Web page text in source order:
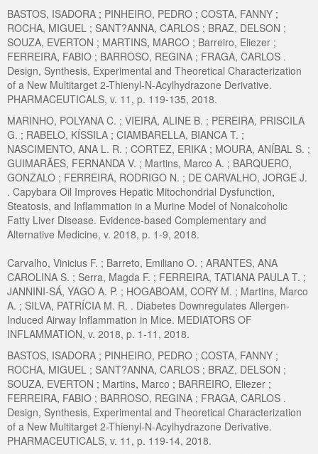
BASTOS, ISADORA ; PINHEIRO, PEDRO ; COSTA, FANNY ;
ROCHA, MIGUEL ; SANT?ANNA, CARLOS ; BRAZ, DELSON ;
SOUZA, EVERTON ; MARTINS, MARCO ; Barreiro, Eliezer ;
FERREIRA, FABIO ; BARROSO, REGINA ; FRAGA, CARLOS .
Design, Synthesis, Experimental and Theoretical Characterization
of a New Multitarget 2-Thienyl-N-Acylhydrazone Derivative.
PHARMACEUTICALS, v. 11, p. 119-135, 2018.
MARINHO, POLYANA C. ; VIEIRA, ALINE B. ; PEREIRA, PRISCILA
G. ; RABELO, KÍSSILA ; CIAMBARELLA, BIANCA T. ;
NASCIMENTO, ANA L. R. ; CORTEZ, ERIKA ; MOURA, ANÍBAL S. ;
GUIMARÃES, FERNANDA V. ; Martins, Marco A. ; BARQUERO,
GONZALO ; FERREIRA, RODRIGO N. ; DE CARVALHO, JORGE J.
. Capybara Oil Improves Hepatic Mitochondrial Dysfunction,
Steatosis, and Inflammation in a Murine Model of Nonalcoholic
Fatty Liver Disease. Evidence-based Complementary and
Alternative Medicine, v. 2018, p. 1-9, 2018.
Carvalho, Vinicius F. ; Barreto, Emiliano O. ; ARANTES, ANA
CAROLINA S. ; Serra, Magda F. ; FERREIRA, TATIANA PAULA T. ;
JANNINI-SÁ, YAGO A. P. ; HOGABOAM, CORY M. ; Martins, Marco
A. ; SILVA, PATRÍCIA M. R. . Diabetes Downregulates Allergen-
Induced Airway Inflammation in Mice. MEDIATORS OF
INFLAMMATION, v. 2018, p. 1-11, 2018.
BASTOS, ISADORA ; PINHEIRO, PEDRO ; COSTA, FANNY ;
ROCHA, MIGUEL ; SANT?ANNA, CARLOS ; BRAZ, DELSON ;
SOUZA, EVERTON ; Martins, Marco ; BARREIRO, Eliezer ;
FERREIRA, FABIO ; BARROSO, REGINA ; FRAGA, CARLOS .
Design, Synthesis, Experimental and Theoretical Characterization
of a New Multitarget 2-Thienyl-N-Acylhydrazone Derivative.
PHARMACEUTICALS, v. 11, p. 119-14, 2018.